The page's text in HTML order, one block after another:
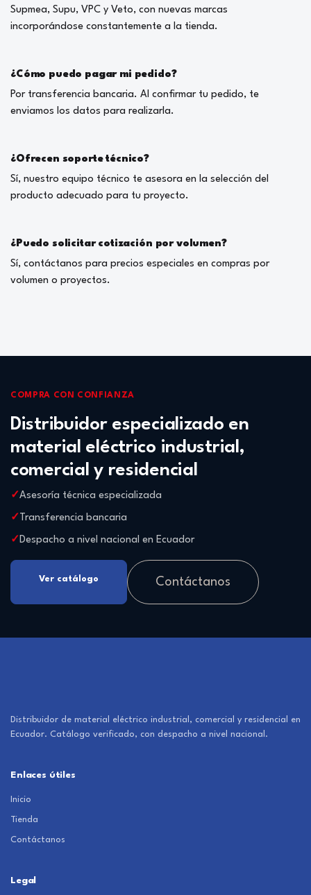
Supmea, Supu, VPC y Veto, con nuevas marcas
incorporándose constantemente a la tienda.
¿Cómo puedo pagar mi pedido?
Por transferencia bancaria. Al confirmar tu pedido, te
enviamos los datos para realizarla.
¿Ofrecen soporte técnico?
Sí, nuestro equipo técnico te asesora en la selección del
producto adecuado para tu proyecto.
¿Puedo solicitar cotización por volumen?
Sí, contáctanos para precios especiales en compras por
volumen o proyectos.
COMPRA CON CONFIANZA
Distribuidor especializado en
material eléctrico industrial,
comercial y residencial
Asesoría técnica especializada
Transferencia bancaria
Despacho a nivel nacional en Ecuador
Ver catálogo Contáctanos
Distribuidor de material eléctrico industrial, comercial y residencial en
Ecuador. Catálogo verificado, con despacho a nivel nacional.
Enlaces útiles
Inicio
Tienda
Contáctanos
Legal